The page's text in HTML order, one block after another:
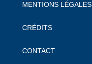
MENTIONS LÉGALES
CRÉDITS
CONTACT